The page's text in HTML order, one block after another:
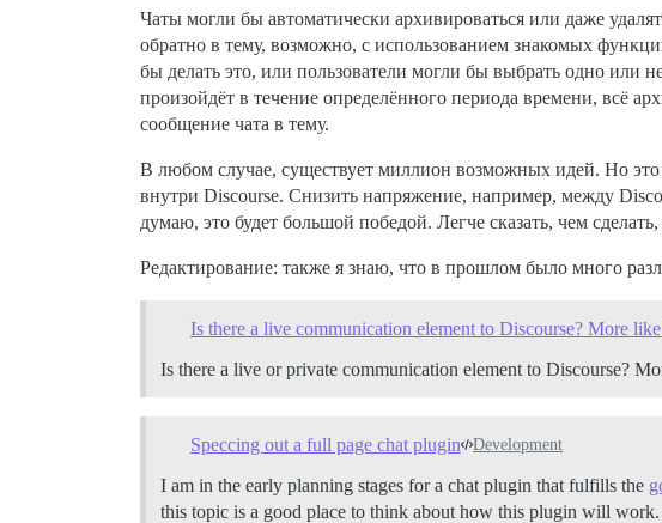
Чаты могли бы автоматически архивироваться или даже
обратно в тему, возможно, с использованием знакомых
бы делать это, или пользователи могли бы выбрать одно или
произойдёт в течение определённого периода времени, всё
сообщение чата в тему.
В любом случае, существует миллион возможных идей. Но это
внутри Discourse. Снизить напряжение, например, между
думаю, это будет большой победой. Легче сказать, чем
Редактирование: также я знаю, что в прошлом было много
Is there a live communication element to Discourse? More
Is there a live or private communication element to Discourse?
Speccing out a full page chat plugin Development
I am in the early planning stages for a chat plugin that fulfills the
this topic is a good place to think about how this plugin will